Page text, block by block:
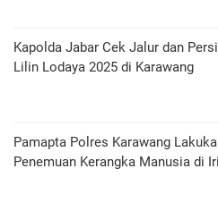
Kapolda Jabar Cek Jalur dan
Lilin Lodaya 2025 di Karawang
Pamapta Polres Karawang
Penemuan Kerangka Manusia di